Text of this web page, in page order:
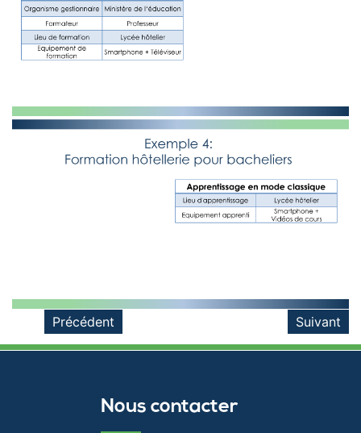
Précédent Suivant
Nous contacter